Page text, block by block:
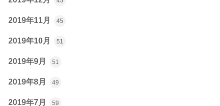
2019年11月 45
2019年10月 51
2019年9月 51
2019年8月 49
2019年7月 59